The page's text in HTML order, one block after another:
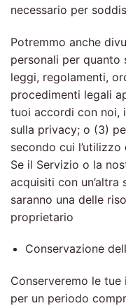
necessario per
Potremmo anche
personali per quanto
leggi, regolamenti,
procedimenti legali
tuoi accordi con noi,
sulla privacy; o (3)
secondo cui
Se il Servizio o la
acquisiti con
saranno una delle
proprietario
Conservazione
Conserveremo le
per un periodo